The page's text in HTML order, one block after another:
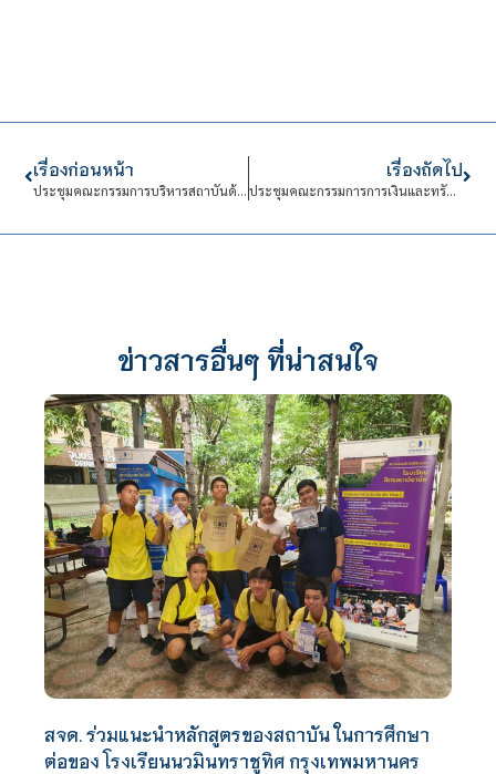
เรื่องก่อนหน้า
ประชุมคณะกรรมการบริหารสถาบันด้านการบริหารงานบุคคล (กบค.)
เรื่องถัดไป
ประชุมคณะกรรมการการเงินและทรัพย์สิน (กบง.)
ข่าวสารอื่นๆ ที่น่าสนใจ
สจด. ร่วมแนะนำหลักสูตรของสถาบัน ในการศึกษา
ต่อของ โรงเรียนนวมินทราชูทิศ กรุงเทพมหานคร